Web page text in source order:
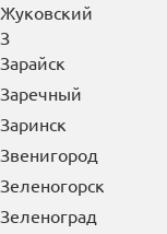
Жуковский
З
Зарайск
Заречный
Заринск
Звенигород
Зеленогорск
Зеленоград